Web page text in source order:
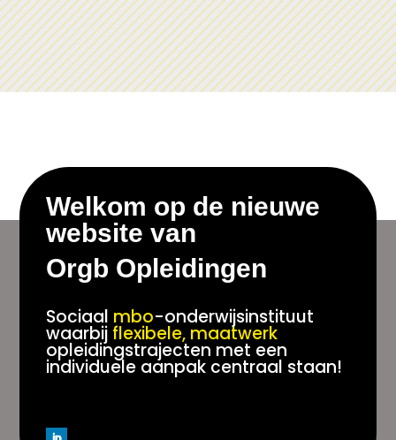
Welkom op de nieuwe
website van
Orgb Opleidingen
Sociaal mbo-onderwijsinstituut
waarbij flexibele, maatwerk
opleidingstrajecten met een
individuele aanpak centraal staan!